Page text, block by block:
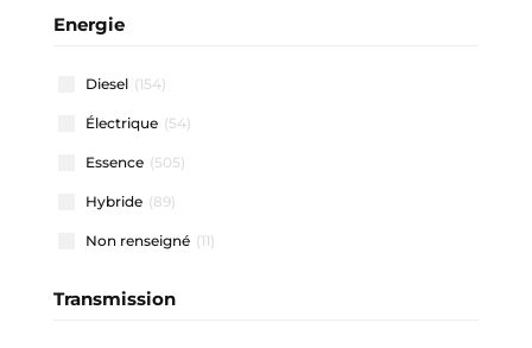
500X MY22
911 CARRERA COUPE
A1 ALLSTREET
A1 SPORTBACK
A3 ALLSTREET
A3 BERLINE (1)
A3 SPORTBACK
Energie
Diesel (154)
Électrique (54)
Essence (505)
Hybride (89)
Non renseigné (11)
Transmission